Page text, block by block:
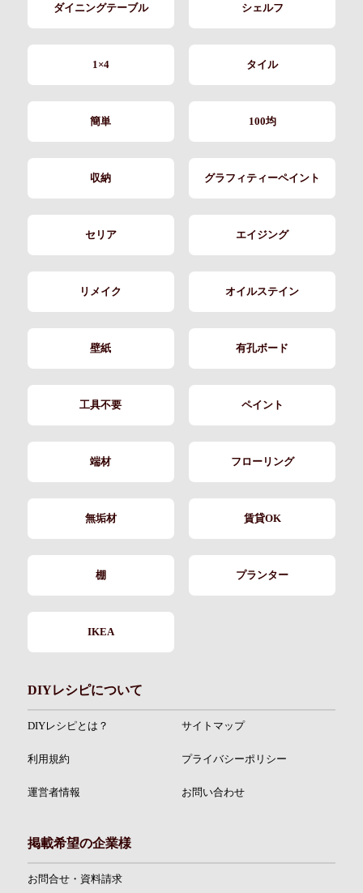
ダイニングテーブル シェルフ
1×4 タイル
簡単 100均
収納 グラフィティーペイント
セリア エイジング
リメイク オイルステイン
壁紙 有孔ボード
工具不要 ペイント
端材 フローリング
無垢材 賃貸OK
棚 プランター
IKEA
DIYレシピについて
DIYレシピとは？ サイトマップ
利用規約 プライバシーポリシー
運営者情報 お問い合わせ
掲載希望の企業様
お問合せ・資料請求